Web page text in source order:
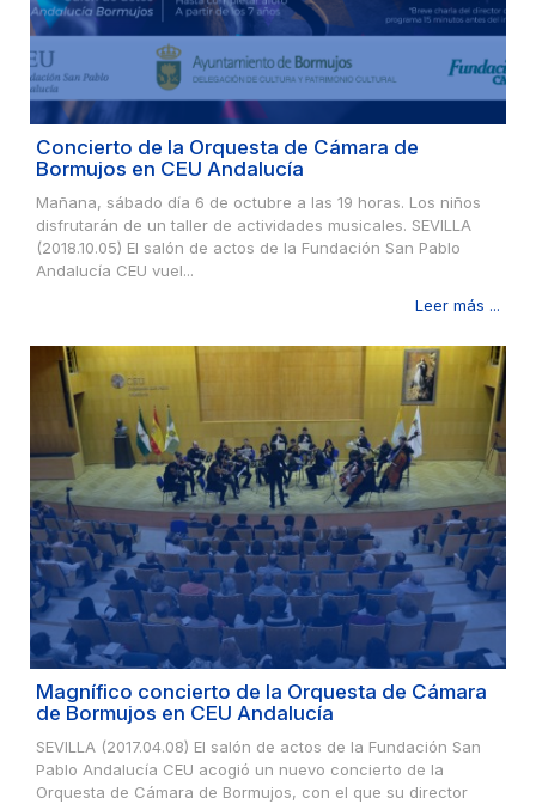
Concierto de la Orquesta de Cámara de
Bormujos en CEU Andalucía
Mañana, sábado día 6 de octubre a las 19 horas. Los niños
disfrutarán de un taller de actividades musicales. SEVILLA
(2018.10.05) El salón de actos de la Fundación San Pablo
Andalucía CEU vuel...
Leer más ...
Magnífico concierto de la Orquesta de Cámara
de Bormujos en CEU Andalucía
SEVILLA (2017.04.08) El salón de actos de la Fundación San
Pablo Andalucía CEU acogió un nuevo concierto de la
Orquesta de Cámara de Bormujos, con el que su director